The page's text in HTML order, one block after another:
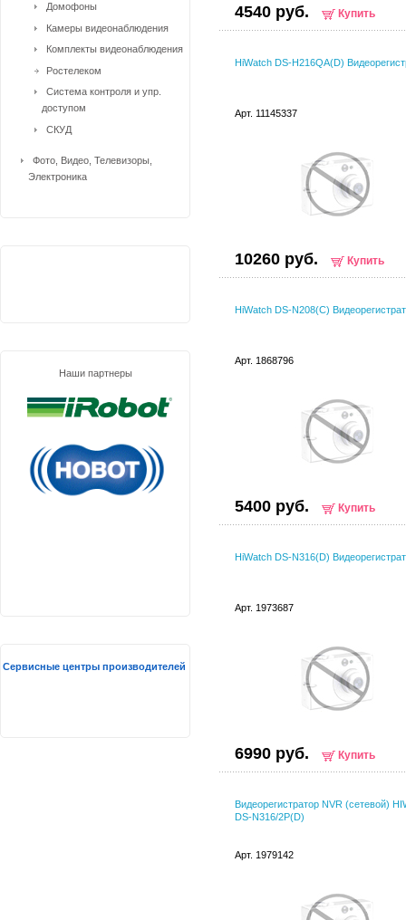
4540 руб. Купить
HiWatch DS-H216QA(D)
Арт. 11145337
10260 руб. Купить
HiWatch DS-N208(C)
Арт. 1868796
5400 руб. Купить
HiWatch DS-N316(D)
Арт. 1973687
6990 руб. Купить
Видеорегистратор NVR (сетевой)
DS-N316/2P(D)
Арт. 1979142
Домофоны
Камеры видеонаблюдения
Комплекты видеонаблюдения
Ростелеком
Система контроля и упр.
доступом
СКУД
Фото, Видео, Телевизоры,
Электроника
Наши партнеры
Сервисные центры производителей